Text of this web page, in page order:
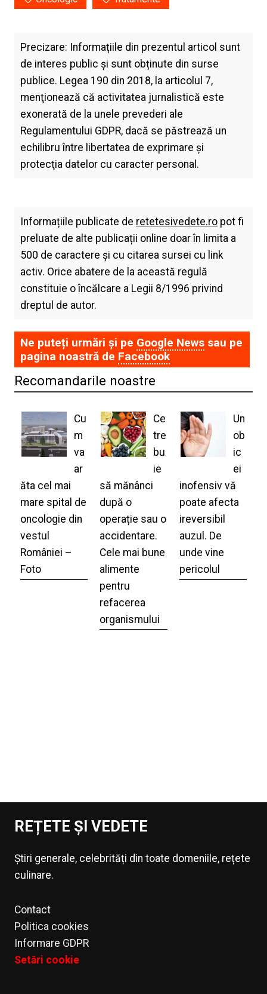
Precizare: Informațiile din prezentul articol sunt
de interes public și sunt obținute din surse
publice. Legea 190 din 2018, la articolul 7,
menţionează că activitatea jurnalistică este
exonerată de la unele prevederi ale
Regulamentului GDPR, dacă se păstrează un
echilibru între libertatea de exprimare şi
protecţia datelor cu caracter personal.
Informațiile publicate de retetesivedete.ropot fi
preluate de alte publicații online doar în limita a
500 de caractere și cu citarea sursei cu link
activ. Orice abatere de la această regulă
constituie o încălcare a Legii 8/1996 privind
dreptul de autor.
Ne puteți urmări și pe Google Newssau pe
pagina noastră de Facebook
Recomandarile noastre
Cu
m
va
ar
ăta cel mai
mare spital de
oncologie din
vestul
României –
Foto
Ce
tre
bu
ie
să mănânci
după o
operație sau o
accidentare.
Cele mai bune
alimente
pentru
refacerea
organismului
Un
ob
ic
ei
inofensiv vă
poate afecta
ireversibil
auzul. De
unde vine
pericolul
REȚETE ȘI VEDETE
Știri generale, celebrități din toate domeniile, rețete
culinare.
Contact
Politica cookies
Informare GDPR
Setări cookie